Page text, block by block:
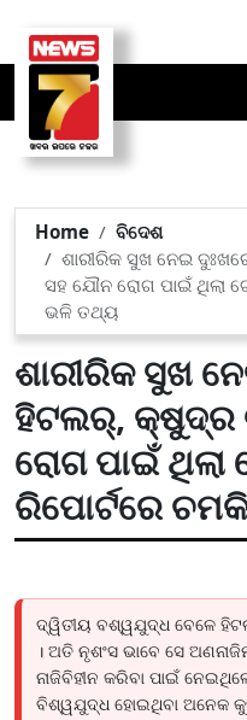
Home
ବିଦେଶ
ଶାରୀରିକ ସୁଖ ନେଇ
ସହ ଯୌନ ରୋଗ ପାଇଁ ଥିଲା
ଭଳି ତଥ୍ୟ
ଶାରୀରିକ ସୁଖ
ହିଟଲର୍, କ୍ଷୁଦ୍ର
ରୋଗ ପାଇଁ ଥିଲା
ରିପୋର୍ଟରେ
ଦ୍ୱିତୀୟ ବଶ୍ୱଯୁଦ୍ଧ ବେଳେ
। ଅତି ନୃଶଂସ ଭାବେ ସେ
ନାଜିବିହୀନ କରିବା ପାଇଁ
ବିଶ୍ୱଯୁଦ୍ଧ ହୋଇଥିବା ଅନେକ